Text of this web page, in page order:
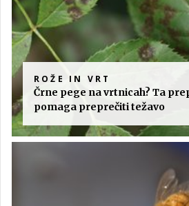
ROŽE IN VRT
Črne pege na vrtnicah? Ta
pomaga preprečiti težavo